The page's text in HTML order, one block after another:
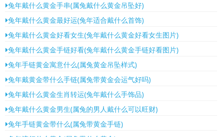
兔年戴什么黄金手串(属兔戴什么黄金吊坠好)
兔年戴什么黄金最好运(兔年适合戴什么首饰)
兔年戴什么黄金好看女生(兔年戴什么黄金好看女生图片)
兔年戴什么黄金手链好看(兔年戴什么黄金手链好看图片)
兔年手链黄金寓意什么(属兔黄金吊坠样式)
兔年戴黄金带什么手链(属兔带黄金会运气好吗)
兔年戴什么黄金生肖转运(兔年戴什么手饰品)
兔年戴什么黄金男生(属兔的男人戴什么可以旺财)
兔年手链黄金带什么(属兔带黄金手链)